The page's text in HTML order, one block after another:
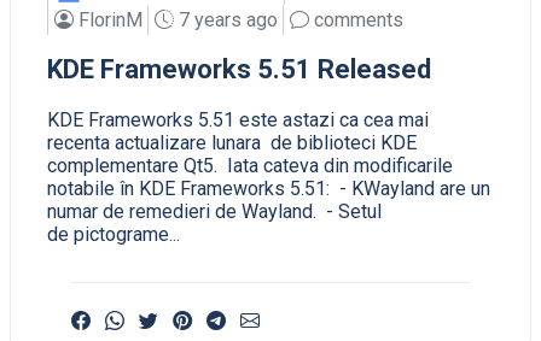
FlorinM
7 years ago comments
KDE Frameworks 5.51 Released
KDE Frameworks 5.51 este astazi ca cea mai
recenta actualizare lunara de biblioteci KDE
complementare Qt5. Iata cateva din modificarile
notabile în KDE Frameworks 5.51: - KWayland are un
numar de remedieri de Wayland. - Setul
de pictograme...